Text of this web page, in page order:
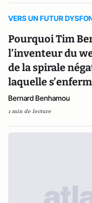
VERS UN FUTUR
Pourquoi Tim
l’inventeur du
de la spirale
laquelle
Bernard Benhamou
1 min de lecture